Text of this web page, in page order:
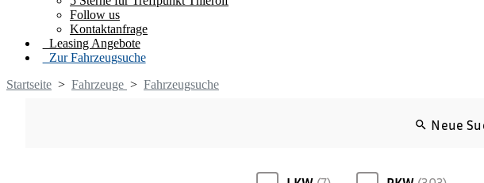
Follow us
Kontaktanfrage
Leasing Angebote
Zur Fahrzeugsuche
Startseite > Fahrzeuge > Fahrzeugsuche
Neue